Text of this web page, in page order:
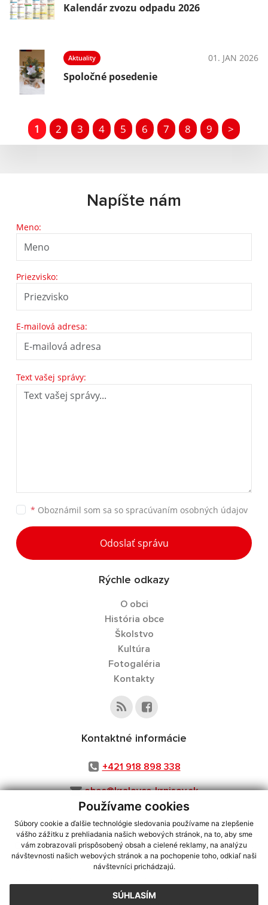
Používame cookies
Súbory cookie a ďalšie technológie sledovania používame na zlepšenie
vášho zážitku z prehliadania našich webových stránok, na to, aby sme
vám zobrazovali prispôsobený obsah a cielené reklamy, na analýzu
návštevnosti našich webových stránok a na pochopenie toho, odkiaľ naši
návštevníci prichádzajú.
SÚHLASÍM
Kalendár zvozu odpadu 2026
Aktuality 01. JAN 2026
Spoločné posedenie
1 2 3 4 5 6 7 8 9 >
Napíšte nám
Meno:
Priezvisko:
E-mailová adresa:
Text vašej správy:
* Oboznámil som sa so spracúvaním osobných údajov
Odoslať správu
Rýchle odkazy
O obci
História obce
Školstvo
Kultúra
Fotogaléria
Kontakty
Kontaktné informácie
+421 918 898 338
obec@kralovce-krnisov.sk
využite možnosť získavania aktuálnych informácií s využitím RSS
CMS systém (redakčný) systém ECHELON 2,Mapa stránok,web portál
webex.digital, s.r.o.,domény,registrácia domény